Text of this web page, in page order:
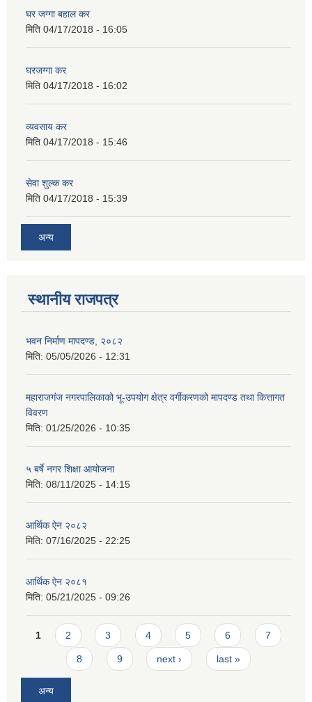
घर जग्गा बहाल कर
मिति 04/17/2018 - 16:05
घरजग्गा कर
मिति 04/17/2018 - 16:02
व्यवसाय कर
मिति 04/17/2018 - 15:46
सेवा शुल्क कर
मिति 04/17/2018 - 15:39
अन्य
स्थानीय राजपत्र
भवन निर्माण मापदण्ड, २०८२
मिति: 05/05/2026 - 12:31
महाराजगंज नगरपालिकाको भू-उपयोग क्षेत्र वर्गीकरणको मापदण्ड तथा कित्तागत
विवरण
मिति: 01/25/2026 - 10:35
५ बर्षे नगर शिक्षा आयोजना
मिति: 08/11/2025 - 14:15
आर्थिक ऐन २०८२
मिति: 07/16/2025 - 22:25
आर्थिक ऐन २०८१
मिति: 05/21/2025 - 09:26
Pages
1 2 3 4 5 6 7
8 9 next › last »
अन्य